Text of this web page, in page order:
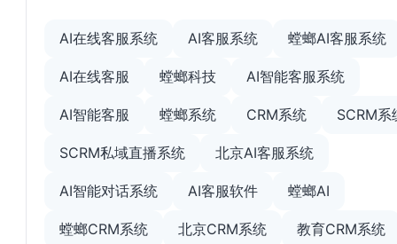
AI在线客服系统 AI客服系统 螳螂AI客服系统
AI在线客服 螳螂科技 AI智能客服系统
AI智能客服 螳螂系统 CRM系统 SCRM系
SCRM私域直播系统 北京AI客服系统
AI智能对话系统 AI客服软件 螳螂AI
螳螂CRM系统 北京CRM系统 教育CRM系统